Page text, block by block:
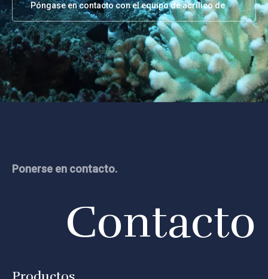
Póngase en contacto con el equipo de acrílico de
Leyu
Ponerse en contacto.
Contacto